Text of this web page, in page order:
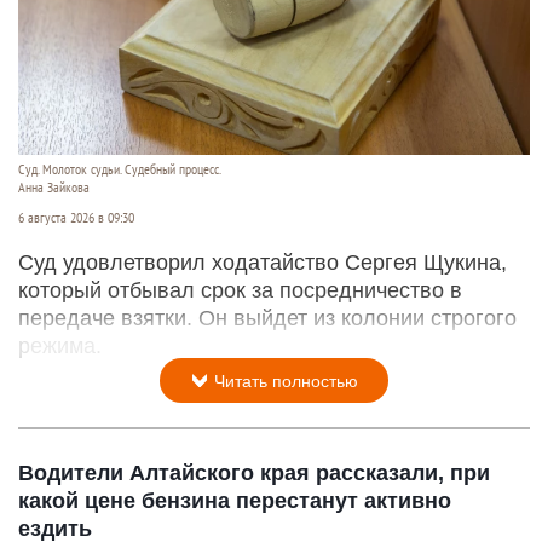
Суд. Молоток судьи. Судебный процесс.
Анна Зайкова
6 августа 2026 в 09:30
Суд удовлетворил ходатайство Сергея Щукина,
который отбывал срок за посредничество в
передаче взятки. Он выйдет из колонии строгого
режима.
Читать полностью
Водители Алтайского края рассказали, при
какой цене бензина перестанут активно
ездить